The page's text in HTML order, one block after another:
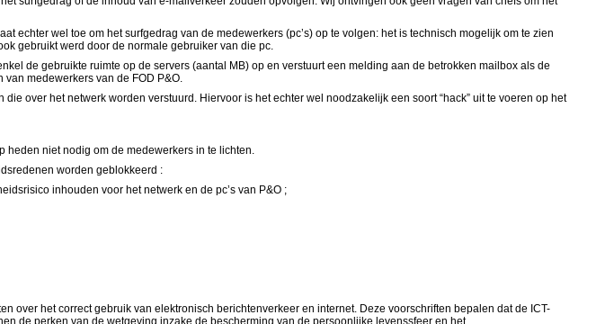
wel toe om het surfgedrag van de medewerkers (pc’s) op te volgen: het is technisch mogelijk om te zien
gebruikt werd door de normale gebruiker van die pc.
de gebruikte ruimte op de servers (aantal MB) op en verstuurt een melding aan de betrokken mailbox als de
medewerkers van de FOD P&O.
over het netwerk worden verstuurd. Hiervoor is het echter wel noodzakelijk een soort “hack” uit te voeren op het
heden niet nodig om de medewerkers in te lichten.
worden geblokkeerd :
inhouden voor het netwerk en de pc’s van P&O ;
over het correct gebruik van elektronisch berichtenverkeer en internet. Deze voorschriften bepalen dat de ICT-
de perken van de wetgeving inzake de bescherming van de persoonlijke levenssfeer en het